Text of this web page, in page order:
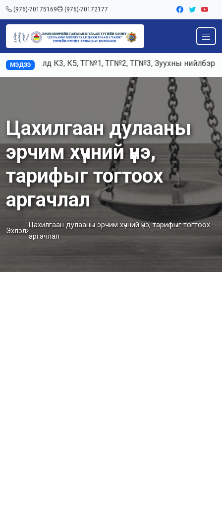
(976)-70175169 (976)-70172177
МЭДЭЭ
Ажилд К3, К5, ТГ№1, ТГ№2, ТГ№3, Зуухны нийлбэр
Цахилгаан дулааны
эрчим хүчний үнэ,
тарифыг тогтоох
аргачлал
Эхлэл
Цахилгаан дулааны эрчим хүчний үнэ, тарифыг тогтоох
аргачлал